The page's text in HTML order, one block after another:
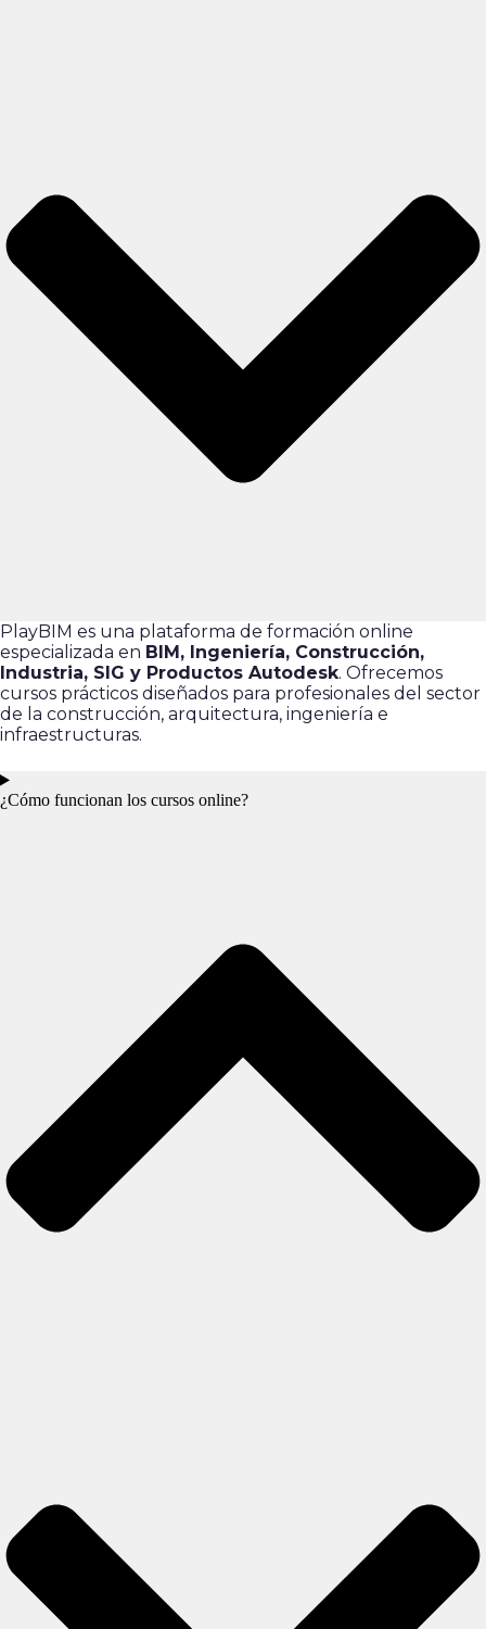
PlayBIM es una plataforma de formación online
especializada en BIM, Ingeniería, Construcción,
Industria, SIG y Productos Autodesk. Ofrecemos
cursos prácticos diseñados para profesionales del sector
de la construcción, arquitectura, ingeniería e
infraestructuras.
¿Cómo funcionan los cursos online?